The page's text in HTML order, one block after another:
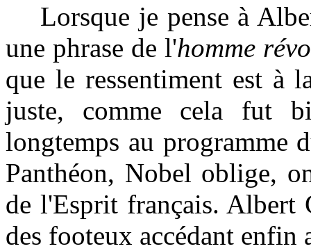
Lorsque je pense à
une phrase de l'homme
que le ressentiment est à
juste, comme cela fut
longtemps au programme
Panthéon, Nobel oblige,
de l'Esprit français. Albert
des footeux accédant